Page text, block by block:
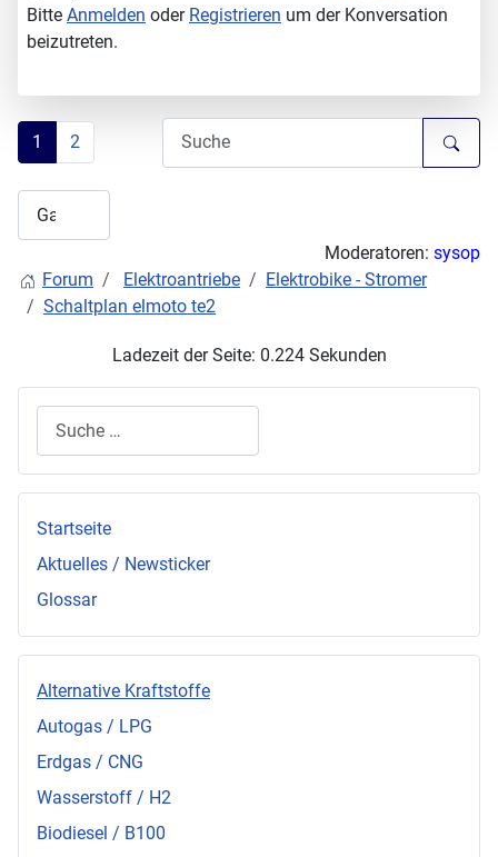
Bitte Anmelden oder Registrieren um der Konversation
beizutreten.
1 2
Moderatoren: sysop
Forum
Elektroantriebe
Elektrobike - Stromer
Schaltplan elmoto te2
Ladezeit der Seite: 0.224 Sekunden
Startseite
Aktuelles / Newsticker
Glossar
Alternative Kraftstoffe
Autogas / LPG
Erdgas / CNG
Wasserstoff / H2
Biodiesel / B100